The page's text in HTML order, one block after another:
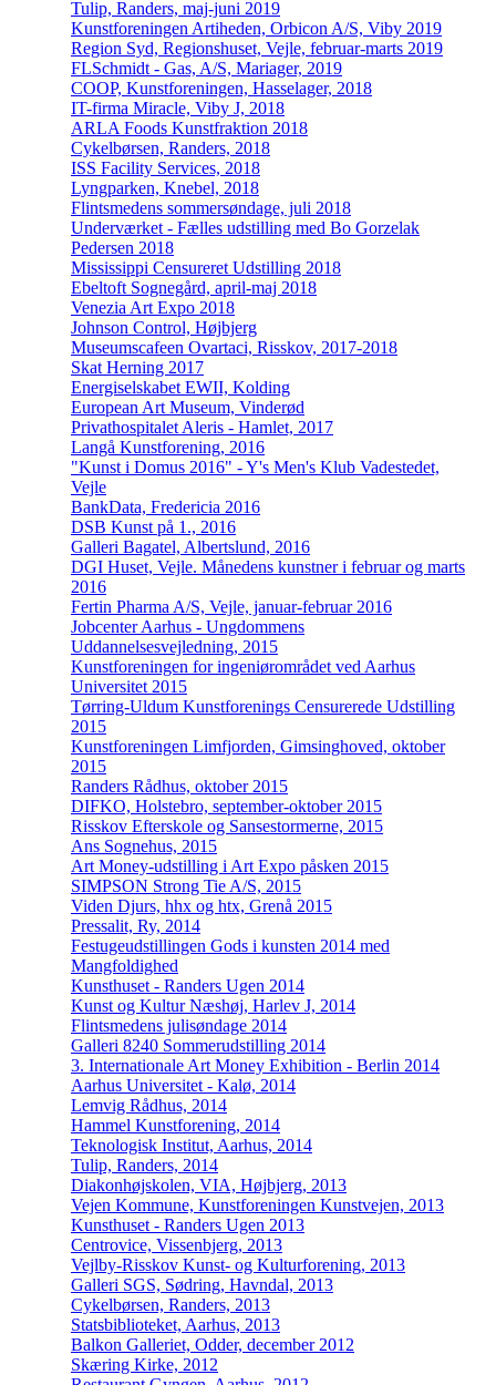
Tulip, Randers, maj-juni 2019
Kunstforeningen Artiheden, Orbicon A/S, Viby 2019
Region Syd, Regionshuset, Vejle, februar-marts 2019
FLSchmidt - Gas, A/S, Mariager, 2019
COOP, Kunstforeningen, Hasselager, 2018
IT-firma Miracle, Viby J, 2018
ARLA Foods Kunstfraktion 2018
Cykelbørsen, Randers, 2018
ISS Facility Services, 2018
Lyngparken, Knebel, 2018
Flintsmedens sommersøndage, juli 2018
Underværket - Fælles udstilling med Bo Gorzelak
Pedersen 2018
Mississippi Censureret Udstilling 2018
Ebeltoft Sognegård, april-maj 2018
Venezia Art Expo 2018
Johnson Control, Højbjerg
Museumscafeen Ovartaci, Risskov, 2017-2018
Skat Herning 2017
Energiselskabet EWII, Kolding
European Art Museum, Vinderød
Privathospitalet Aleris - Hamlet, 2017
Langå Kunstforening, 2016
"Kunst i Domus 2016" - Y's Men's Klub Vadestedet,
Vejle
BankData, Fredericia 2016
DSB Kunst på 1., 2016
Galleri Bagatel, Albertslund, 2016
DGI Huset, Vejle. Månedens kunstner i februar og marts
2016
Fertin Pharma A/S, Vejle, januar-februar 2016
Jobcenter Aarhus - Ungdommens
Uddannelsesvejledning, 2015
Kunstforeningen for ingeniørområdet ved Aarhus
Universitet 2015
Tørring-Uldum Kunstforenings Censurerede Udstilling
2015
Kunstforeningen Limfjorden, Gimsinghoved, oktober
2015
Randers Rådhus, oktober 2015
DIFKO, Holstebro, september-oktober 2015
Risskov Efterskole og Sansestormerne, 2015
Ans Sognehus, 2015
Art Money-udstilling i Art Expo påsken 2015
SIMPSON Strong Tie A/S, 2015
Viden Djurs, hhx og htx, Grenå 2015
Pressalit, Ry, 2014
Festugeudstillingen Gods i kunsten 2014 med
Mangfoldighed
Kunsthuset - Randers Ugen 2014
Kunst og Kultur Næshøj, Harlev J, 2014
Flintsmedens julisøndage 2014
Galleri 8240 Sommerudstilling 2014
3. Internationale Art Money Exhibition - Berlin 2014
Aarhus Universitet - Kalø, 2014
Lemvig Rådhus, 2014
Hammel Kunstforening, 2014
Teknologisk Institut, Aarhus, 2014
Tulip, Randers, 2014
Diakonhøjskolen, VIA, Højbjerg, 2013
Vejen Kommune, Kunstforeningen Kunstvejen, 2013
Kunsthuset - Randers Ugen 2013
Centrovice, Vissenbjerg, 2013
Vejlby-Risskov Kunst- og Kulturforening, 2013
Galleri SGS, Sødring, Havndal, 2013
Cykelbørsen, Randers, 2013
Statsbiblioteket, Aarhus, 2013
Balkon Galleriet, Odder, december 2012
Skæring Kirke, 2012